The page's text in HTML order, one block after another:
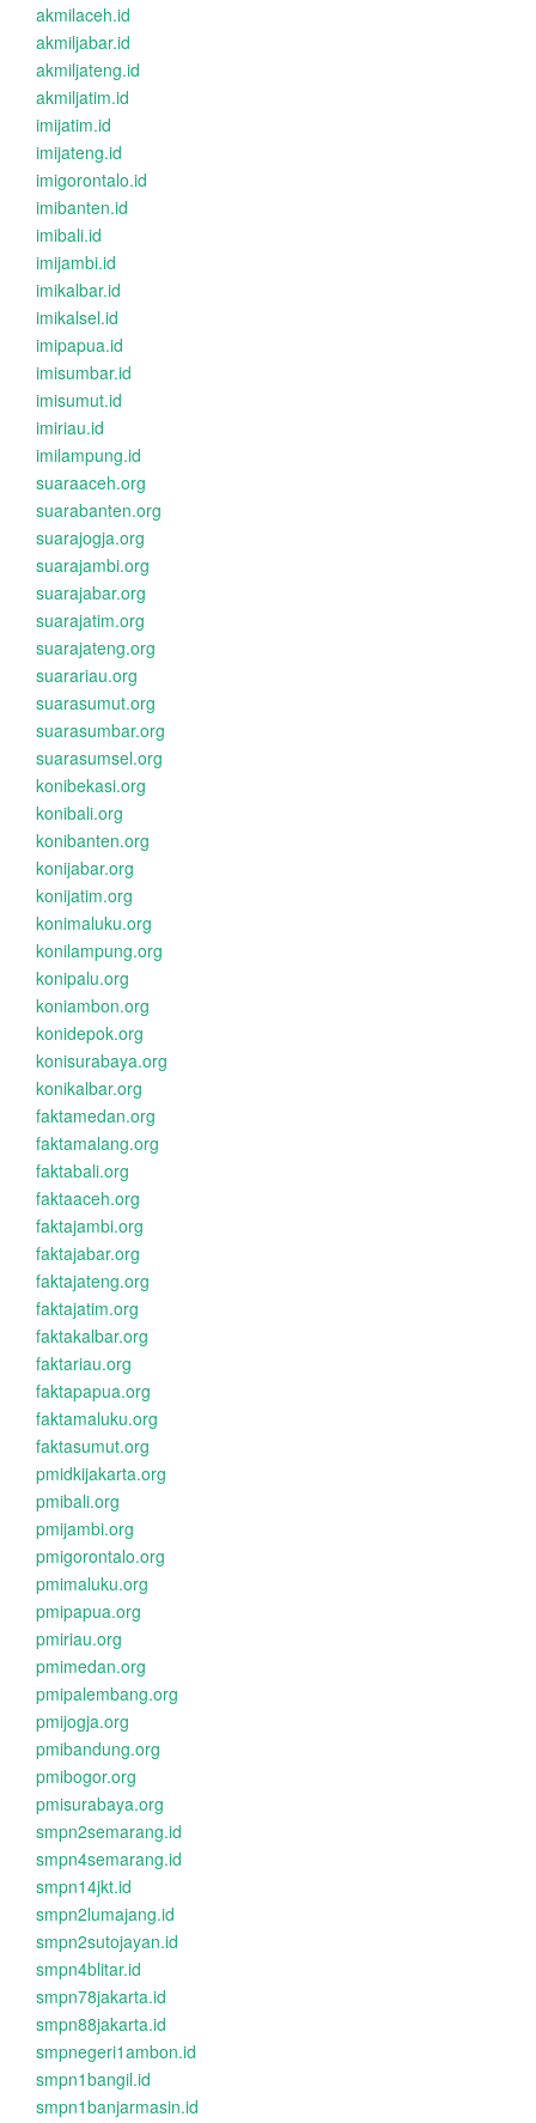
akmilaceh.id
akmiljabar.id
akmiljateng.id
akmiljatim.id
imijatim.id
imijateng.id
imigorontalo.id
imibanten.id
imibali.id
imijambi.id
imikalbar.id
imikalsel.id
imipapua.id
imisumbar.id
imisumut.id
imiriau.id
imilampung.id
suaraaceh.org
suarabanten.org
suarajogja.org
suarajambi.org
suarajabar.org
suarajatim.org
suarajateng.org
suarariau.org
suarasumut.org
suarasumbar.org
suarasumsel.org
konibekasi.org
konibali.org
konibanten.org
konijabar.org
konijatim.org
konimaluku.org
konilampung.org
konipalu.org
koniambon.org
konidepok.org
konisurabaya.org
konikalbar.org
faktamedan.org
faktamalang.org
faktabali.org
faktaaceh.org
faktajambi.org
faktajabar.org
faktajateng.org
faktajatim.org
faktakalbar.org
faktariau.org
faktapapua.org
faktamaluku.org
faktasumut.org
pmidkijakarta.org
pmibali.org
pmijambi.org
pmigorontalo.org
pmimaluku.org
pmipapua.org
pmiriau.org
pmimedan.org
pmipalembang.org
pmijogja.org
pmibandung.org
pmibogor.org
pmisurabaya.org
smpn2semarang.id
smpn4semarang.id
smpn14jkt.id
smpn2lumajang.id
smpn2sutojayan.id
smpn4blitar.id
smpn78jakarta.id
smpn88jakarta.id
smpnegeri1ambon.id
smpn1bangil.id
smpn1banjarmasin.id